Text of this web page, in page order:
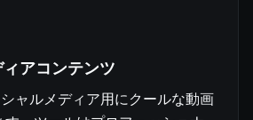
アコンテンツ
ャルメディア用にクールな動画